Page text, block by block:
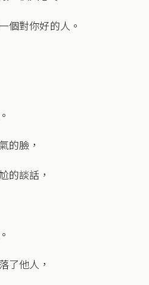
個對你好的人。
的臉，
的談話，
了他人，